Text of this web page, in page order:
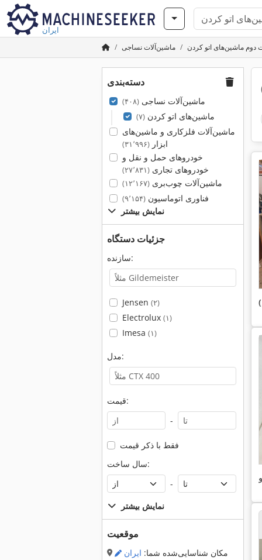
ایران
ماشین‌آلات نساجی ماشین‌های اتو کردن
دسته‌بندی
ماشین‌آلات نساجی(۴۰۸)
ماشین‌های اتو کردن(۷)
ماشین‌آلات فلزکاری و ماشین‌های
ابزار(۳۱٬۹۹۶)
خودروهای حمل و نقل و
خودروهای تجاری(۲۷٬۸۳۱)
ماشین‌آلات چوب‌بری(۱۲٬۱۶۷)
فناوری اتوماسیون(۹٬۱۵۴)
نمایش بیشتر
جزئیات دستگاه
سازنده:
Jensen (۲)
Electrolux (۱)
Imesa (۱)
مدل:
قیمت:
-
فقط با ذکر قیمت
سال ساخت:
-
نمایش بیشتر
موقعیت
مکان شناسایی‌شده شما: ایران